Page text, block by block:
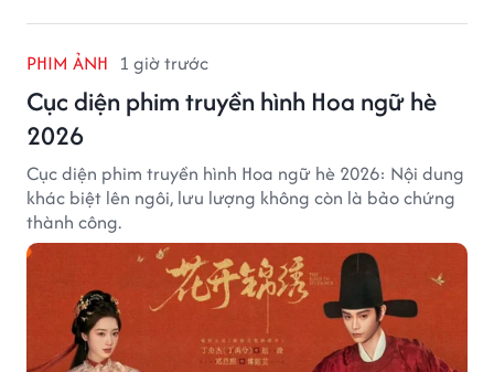
PHIM ẢNH 1 giờ trước
Cục diện phim truyền hình Hoa ngữ hè
2026
Cục diện phim truyền hình Hoa ngữ hè 2026: Nội dung
khác biệt lên ngôi, lưu lượng không còn là bảo chứng
thành công.